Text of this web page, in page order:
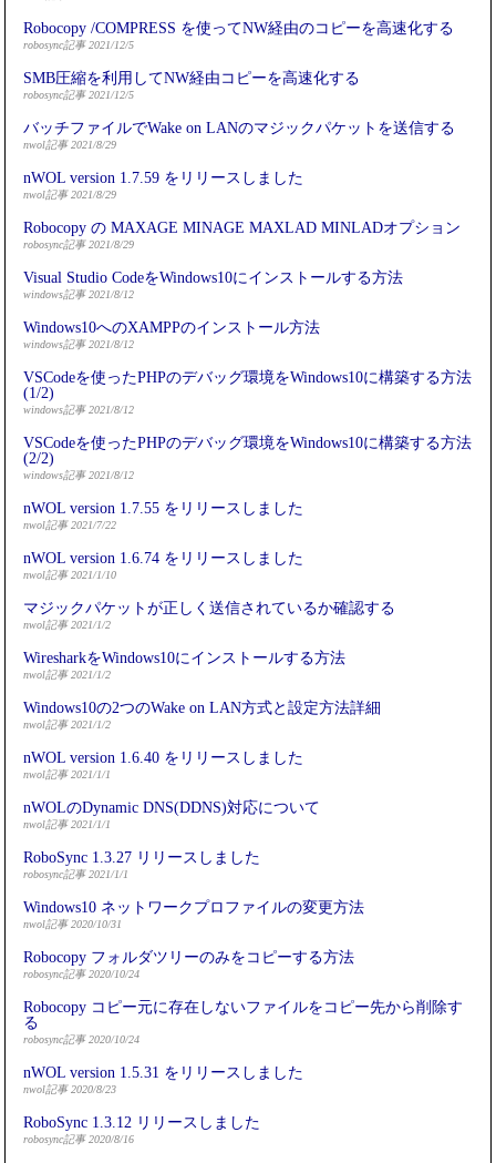
Robocopy /COMPRESS を使ってNW経由のコピーを高速化する
robosync記事 2021/12/5
SMB圧縮を利用してNW経由コピーを高速化する
robosync記事 2021/12/5
バッチファイルでWake on LANのマジックパケットを送信する
nwol記事 2021/8/29
nWOL version 1.7.59 をリリースしました
nwol記事 2021/8/29
Robocopy の MAXAGE MINAGE MAXLAD MINLADオプション
robosync記事 2021/8/29
Visual Studio CodeをWindows10にインストールする方法
windows記事 2021/8/12
Windows10へのXAMPPのインストール方法
windows記事 2021/8/12
VSCodeを使ったPHPのデバッグ環境をWindows10に構築する方法
(1/2)
windows記事 2021/8/12
VSCodeを使ったPHPのデバッグ環境をWindows10に構築する方法
(2/2)
windows記事 2021/8/12
nWOL version 1.7.55 をリリースしました
nwol記事 2021/7/22
nWOL version 1.6.74 をリリースしました
nwol記事 2021/1/10
マジックパケットが正しく送信されているか確認する
nwol記事 2021/1/2
WiresharkをWindows10にインストールする方法
nwol記事 2021/1/2
Windows10の2つのWake on LAN方式と設定方法詳細
nwol記事 2021/1/2
nWOL version 1.6.40 をリリースしました
nwol記事 2021/1/1
nWOLのDynamic DNS(DDNS)対応について
nwol記事 2021/1/1
RoboSync 1.3.27 リリースしました
robosync記事 2021/1/1
Windows10 ネットワークプロファイルの変更方法
nwol記事 2020/10/31
Robocopy フォルダツリーのみをコピーする方法
robosync記事 2020/10/24
Robocopy コピー元に存在しないファイルをコピー先から削除す
る
robosync記事 2020/10/24
nWOL version 1.5.31 をリリースしました
nwol記事 2020/8/23
RoboSync 1.3.12 リリースしました
robosync記事 2020/8/16